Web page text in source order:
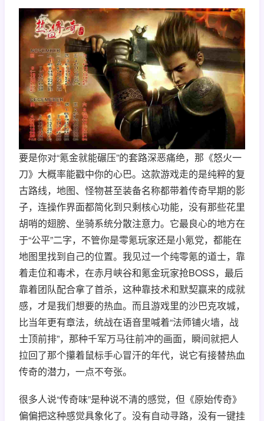
要是你对“氪金就能碾压”的套路深恶痛绝，那《怒火一
刀》大概率能戳中你的心巴。这款游戏走的是纯粹的复
古路线，地图、怪物甚至装备名称都带着传奇早期的影
子，连操作界面都简化到只剩核心功能，没有那些花里
胡哨的翅膀、坐骑系统分散注意力。它最良心的地方在
于“公平”二字，不管你是零氪玩家还是小氪党，都能在
地图里找到自己的位置。我见过一个纯零氪的道士，靠
着走位和毒术，在赤月峡谷和氪金玩家抢BOSS，最后
靠着团队配合拿了首杀，这种靠技术和默契赢来的成就
感，才是我们想要的热血。而且游戏里的沙巴克攻城，
比当年更有章法，统战在语音里喊着“法师铺火墙，战
士顶前排”，那种千军万马往前冲的画面，瞬间就把人
拉回了那个攥着鼠标手心冒汗的年代，说它有接替热血
传奇的潜力，一点不夸张。
很多人说“传奇味”是种说不清的感觉，但《原始传奇》
偏偏把这种感觉具象化了。没有自动寻路，没有一键挂